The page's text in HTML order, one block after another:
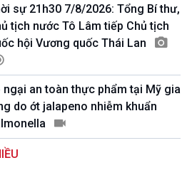
10 phút Sự kiện - Luận bàn
Câu chuyện thời sự
Dòng chảy sự kiện
Diễn đàn chủ nhật
Chuyện đêm
sự 21h30 7/8/2026: Tổng Bí thư,
tịch nước Tô Lâm tiếp Chủ tịch
hội Vương quốc Thái Lan
ngại an toàn thực phẩm tại Mỹ gia
do ớt jalapeno nhiễm khuẩn